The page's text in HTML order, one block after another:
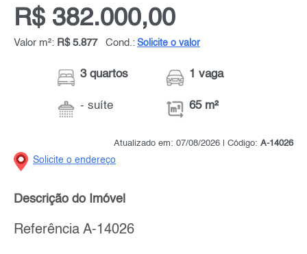
R$ 382.000,00
Valor m²: R$ 5.877 Cond.: Solicite o valor
3 quartos
- suíte
1 vaga
65 m²
Atualizado em: 07/08/2026 | Código: A-14026
Solicite o endereço
Descrição do Imóvel
Referência A-14026